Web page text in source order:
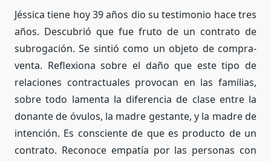
Jéssica tiene hoy 39 años dio su testimonio hace tres
años. Descubrió que fue fruto de un contrato de
subrogación. Se sintió como un objeto de compra-
venta. Reflexiona sobre el daño que este tipo de
relaciones contractuales provocan en las familias,
sobre todo lamenta la diferencia de clase entre la
donante de óvulos, la madre gestante, y la madre de
intención. Es consciente de que es producto de un
contrato. Reconoce empatía por las personas con